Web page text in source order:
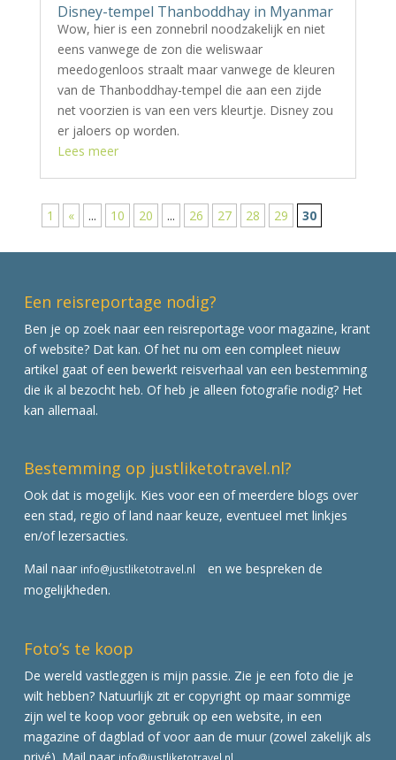
Disney-tempel Thanboddhay in Myanmar
Wow, hier is een zonnebril noodzakelijk en niet
eens vanwege de zon die weliswaar
meedogenloos straalt maar vanwege de kleuren
van de Thanboddhay-tempel die aan een zijde
net voorzien is van een vers kleurtje. Disney zou
er jaloers op worden.
Lees meer
1 « ... 10 20 ... 26 27 28 29 30
Een reisreportage nodig?
Ben je op zoek naar een reisreportage voor magazine, krant
of website? Dat kan. Of het nu om een compleet nieuw
artikel gaat of een bewerkt reisverhaal van een bestemming
die ik al bezocht heb. Of heb je alleen fotografie nodig? Het
kan allemaal.
Bestemming op justliketotravel.nl?
Ook dat is mogelijk. Kies voor een of meerdere blogs over
een stad, regio of land naar keuze, eventueel met linkjes
en/of lezersacties.
Mail naar info@justliketotravel.nl
en we bespreken de
mogelijkheden.
Foto’s te koop
De wereld vastleggen is mijn passie. Zie je een foto die je
wilt hebben? Natuurlijk zit er copyright op maar sommige
zijn wel te koop voor gebruik op een website, in een
magazine of dagblad of voor aan de muur (zowel zakelijk als
privé). Mail naar info@justliketotravel.nl